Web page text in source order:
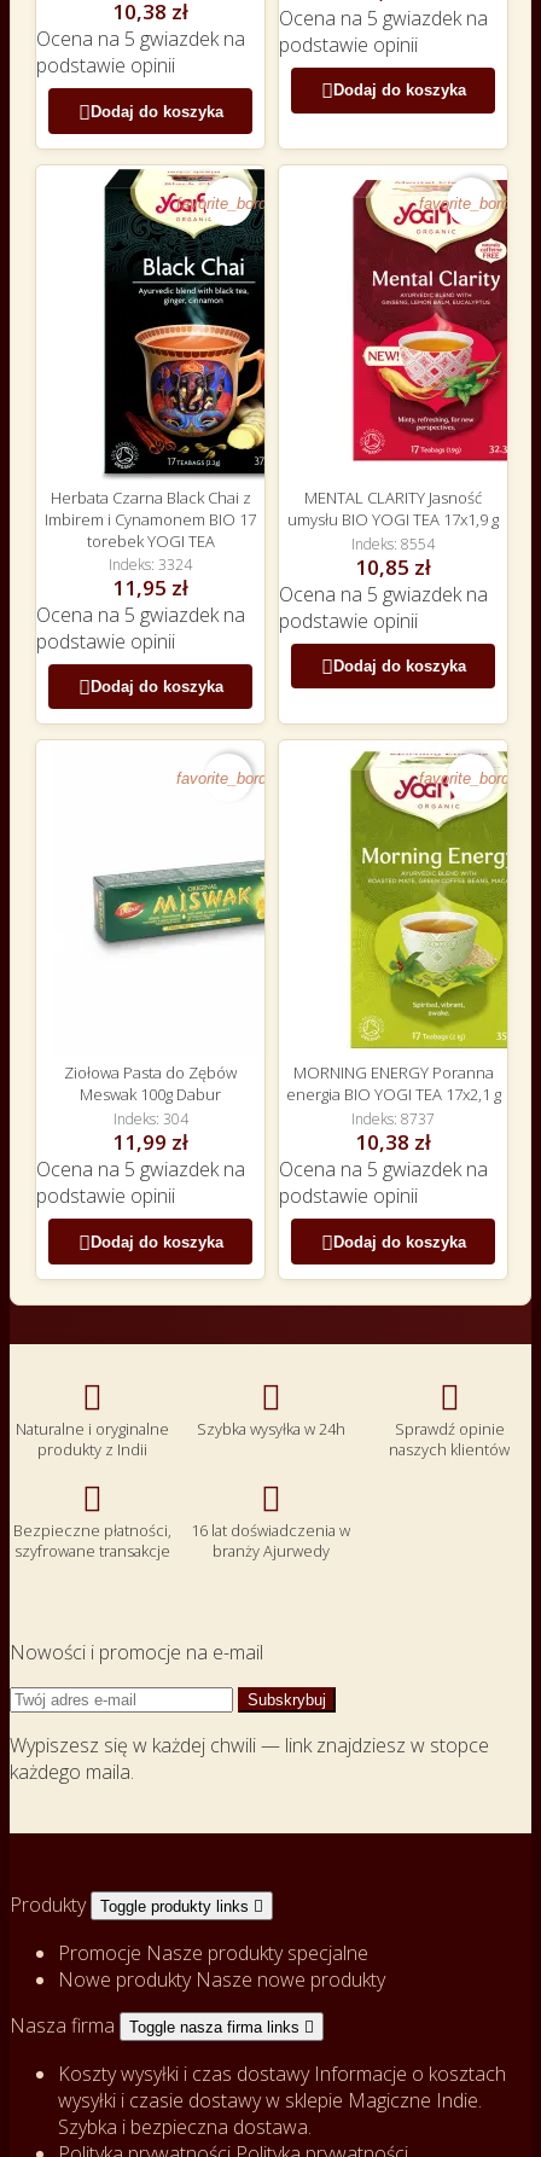
10,38 zł
Ocena na 5 gwiazdek na
podstawie opinii
Dodaj do koszyka
Ocena na 5 gwiazdek na
podstawie opinii
 Dodaj do koszyka
favorite_border
Herbata Czarna Black Chai z
Imbirem i Cynamonem BIO 17
torebek YOGI TEA
Indeks 3324
11,95 zł
Ocena na 5 gwiazdek na
podstawie opinii
 Dodaj do koszyka
favorite_border
MENTAL CLARITY Jasność
umysłu BIO YOGI TEA 17x1,9 g
Indeks 8554
10,85 zł
Ocena na 5 gwiazdek na
podstawie opinii
 Dodaj do koszyka
favorite_border
Ziołowa Pasta do Zębów
Meswak 100g Dabur
Indeks 304
11,99 zł
Ocena na 5 gwiazdek na
podstawie opinii
Dodaj do koszyka
favorite_border
MORNING ENERGY Poranna
energia BIO YOGI TEA 17x2,1 g
Indeks 8737
10,38 zł
Ocena na 5 gwiazdek na
podstawie opinii
Dodaj do koszyka

Naturalne i oryginalne
produkty z Indii

Szybka wysyłka w 24h

Sprawdź opinie
naszych klientów

Bezpieczne płatności,
szyfrowane transakcje

16 lat doświadczenia w
branży Ajurwedy
Nowości i promocje na e-mail
Wypiszesz się w każdej chwili — link znajdziesz w stopce
każdego maila.
Produkty Toggle produkty links 
Promocje Nasze produkty specjalne
Nowe produkty Nasze nowe produkty
Nasza firma
Toggle nasza firma links 
Koszty wysyłki i czas dostawy Informacje o kosztach
wysyłki i czasie dostawy w sklepie Magiczne Indie.
Szybka i bezpieczna dostawa.